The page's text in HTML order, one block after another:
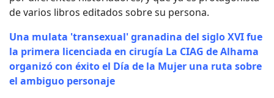
de varios libros editados sobre su persona.
Una mulata 'transexual' granadina del siglo XVI fue
la primera licenciada en cirugía La CIAG de Alhama
organizó con éxito el Día de la Mujer una ruta sobre
el ambiguo personaje